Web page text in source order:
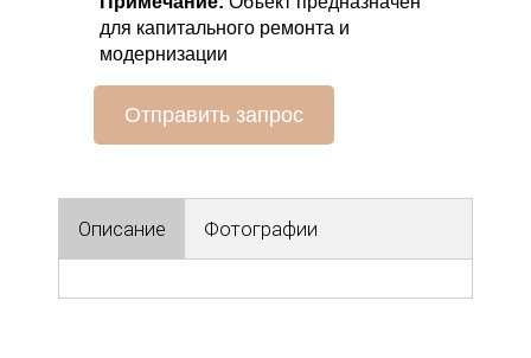
для капитального ремонта и
модернизации
Отправить запрос
Описание Фотографии